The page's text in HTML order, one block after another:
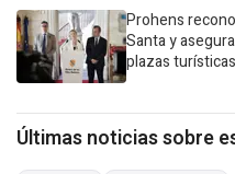
Prohens
Santa y
plazas
Últimas noticias sobre